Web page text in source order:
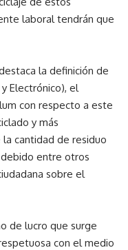
laboral tendrán que
la definición de
Electrónico), el
con respecto a este
y más
cantidad de residuo
entre otros
sobre el
de lucro que surge
con el medio